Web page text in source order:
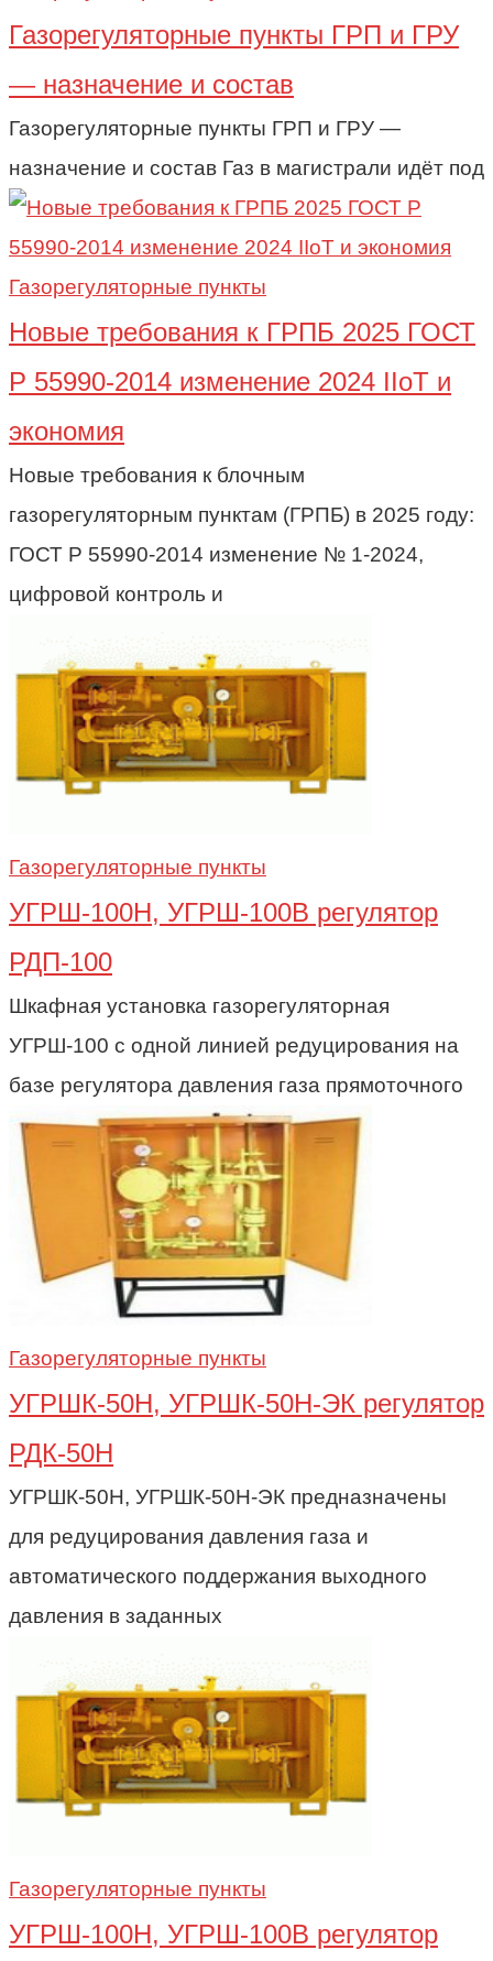
Газорегуляторные пункты ГРП и ГРУ
— назначение и состав
Газорегуляторные пункты ГРП и ГРУ —
назначение и состав Газ в магистрали идёт под
Газорегуляторные пункты
Новые требования к ГРПБ 2025 ГОСТ
Р 55990-2014 изменение 2024 IIoT и
экономия
Новые требования к блочным
газорегуляторным пунктам (ГРПБ) в 2025 году:
ГОСТ Р 55990-2014 изменение № 1-2024,
цифровой контроль и
Газорегуляторные пункты
УГРШ-100Н, УГРШ-100В регулятор
РДП-100
Шкафная установка газорегуляторная
УГРШ-100 с одной линией редуцирования на
базе регулятора давления газа прямоточного
Газорегуляторные пункты
УГРШК-50Н, УГРШК-50Н-ЭК регулятор
РДК-50Н
УГРШК-50Н, УГРШК-50Н-ЭК предназначены
для редуцирования давления газа и
автоматического поддержания выходного
давления в заданных
Газорегуляторные пункты
УГРШ-100Н, УГРШ-100В регулятор